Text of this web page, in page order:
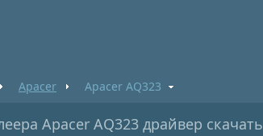
Apacer Apacer AQ323
Apacer AQ323 драйвер скачать